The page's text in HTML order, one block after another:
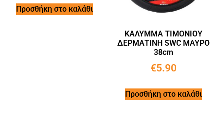
Προσθήκη στο καλάθι
ΚΑΛΥΜΜΑ ΤΙΜΟΝΙΟΥ
ΔΕΡΜΑΤΙΝΗ SWC ΜΑΥΡΟ
38cm
€5.90
Προσθήκη στο καλάθι